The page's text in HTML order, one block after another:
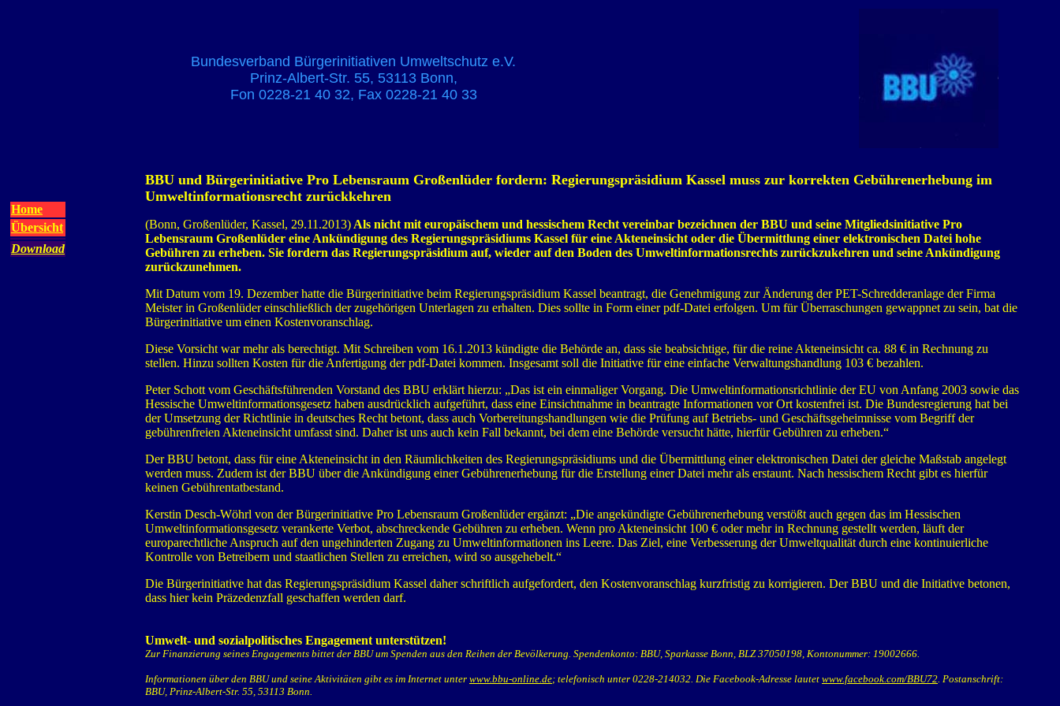
Bundesverband Bürgerinitiativen Umweltschutz e.V.
Prinz-Albert-Str. 55, 53113 Bonn,
Fon 0228-21 40 32, Fax 0228-21 40 33
Home
Übersicht
Download
BBU und Bürgerinitiative Pro Lebensraum Großenlüder fordern: Regierungspräsidium Kassel muss zur korrekten Gebührenerhebung im
Umweltinformationsrecht zurückkehren
(Bonn, Großenlüder, Kassel, 29.11.2013) Als nicht mit europäischem und hessischem Recht vereinbar bezeichnen der BBU und seine Mitgliedsinitiative Pro
Lebensraum Großenlüder eine Ankündigung des Regierungspräsidiums Kassel für eine Akteneinsicht oder die Übermittlung einer elektronischen Datei hohe
Gebühren zu erheben. Sie fordern das Regierungspräsidium auf, wieder auf den Boden des Umweltinformationsrechts zurückzukehren und seine Ankündigung
zurückzunehmen.
Mit Datum vom 19. Dezember hatte die Bürgerinitiative beim Regierungspräsidium Kassel beantragt, die Genehmigung zur Änderung der PET-Schredderanlage der Firma
Meister in Großenlüder einschließlich der zugehörigen Unterlagen zu erhalten. Dies sollte in Form einer pdf-Datei erfolgen. Um für Überraschungen gewappnet zu sein, bat die
Bürgerinitiative um einen Kostenvoranschlag.
Diese Vorsicht war mehr als berechtigt. Mit Schreiben vom 16.1.2013 kündigte die Behörde an, dass sie beabsichtige, für die reine Akteneinsicht ca. 88 € in Rechnung zu
stellen. Hinzu sollten Kosten für die Anfertigung der pdf-Datei kommen. Insgesamt soll die Initiative für eine einfache Verwaltungshandlung 103 € bezahlen.
Peter Schott vom Geschäftsführenden Vorstand des BBU erklärt hierzu: „Das ist ein einmaliger Vorgang. Die Umweltinformationsrichtlinie der EU von Anfang 2003 sowie das
Hessische Umweltinformationsgesetz haben ausdrücklich aufgeführt, dass eine Einsichtnahme in beantragte Informationen vor Ort kostenfrei ist. Die Bundesregierung hat bei
der Umsetzung der Richtlinie in deutsches Recht betont, dass auch Vorbereitungshandlungen wie die Prüfung auf Betriebs- und Geschäftsgeheimnisse vom Begriff der
gebührenfreien Akteneinsicht umfasst sind. Daher ist uns auch kein Fall bekannt, bei dem eine Behörde versucht hätte, hierfür Gebühren zu erheben.“
Der BBU betont, dass für eine Akteneinsicht in den Räumlichkeiten des Regierungspräsidiums und die Übermittlung einer elektronischen Datei der gleiche Maßstab angelegt
werden muss. Zudem ist der BBU über die Ankündigung einer Gebührenerhebung für die Erstellung einer Datei mehr als erstaunt. Nach hessischem Recht gibt es hierfür
keinen Gebührentatbestand.
Kerstin Desch-Wöhrl von der Bürgerinitiative Pro Lebensraum Großenlüder ergänzt: „Die angekündigte Gebührenerhebung verstößt auch gegen das im Hessischen
Umweltinformationsgesetz verankerte Verbot, abschreckende Gebühren zu erheben. Wenn pro Akteneinsicht 100 € oder mehr in Rechnung gestellt werden, läuft der
europarechtliche Anspruch auf den ungehinderten Zugang zu Umweltinformationen ins Leere. Das Ziel, eine Verbesserung der Umweltqualität durch eine kontinuierliche
Kontrolle von Betreibern und staatlichen Stellen zu erreichen, wird so ausgehebelt.“
Die Bürgerinitiative hat das Regierungspräsidium Kassel daher schriftlich aufgefordert, den Kostenvoranschlag kurzfristig zu korrigieren. Der BBU und die Initiative betonen,
dass hier kein Präzedenzfall geschaffen werden darf.
Umwelt- und sozialpolitisches Engagement unterstützen!
Zur Finanzierung seines Engagements bittet der BBU um Spenden aus den Reihen der Bevölkerung. Spendenkonto: BBU, Sparkasse Bonn, BLZ 37050198, Kontonummer: 19002666.
Informationen über den BBU und seine Aktivitäten gibt es im Internet unter www.bbu-online.de; telefonisch unter 0228-214032. Die Facebook-Adresse lautet www.facebook.com/BBU72. Postanschrift:
BBU, Prinz-Albert-Str. 55, 53113 Bonn.